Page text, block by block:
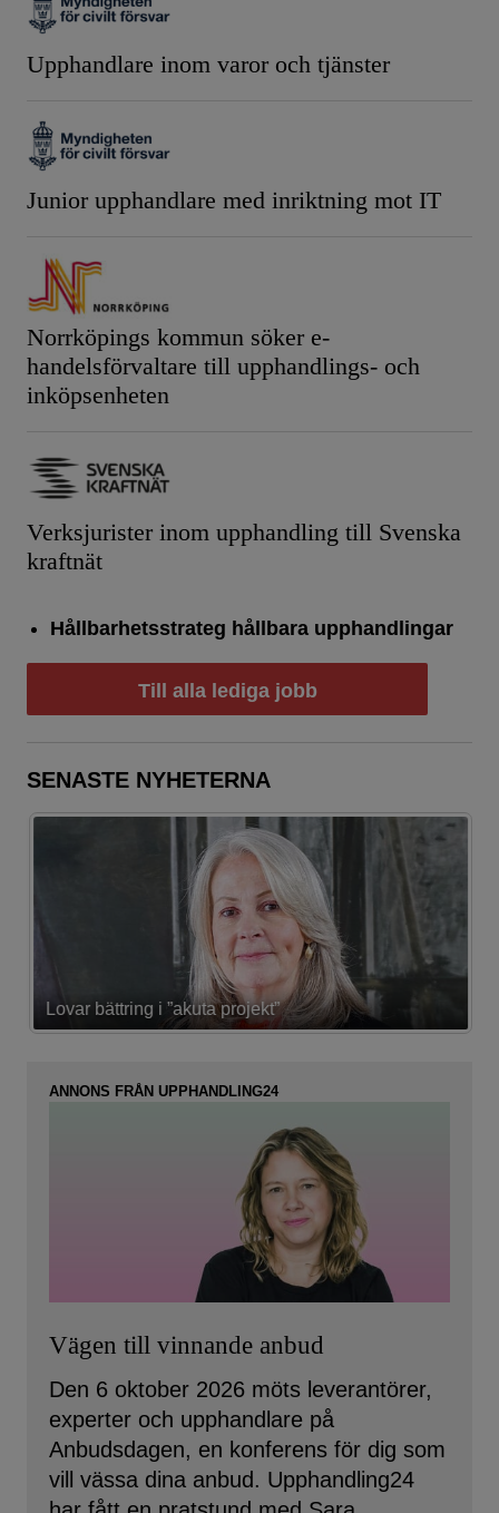
Upphandlare inom varor och tjänster
Junior upphandlare med inriktning mot IT
Norrköpings kommun söker e-
handelsförvaltare till upphandlings- och
inköpsenheten
Verksjurister inom upphandling till Svenska
kraftnät
Hållbarhetsstrateg hållbara upphandlingar
Till alla lediga jobb
SENASTE NYHETERNA
Lovar bättring i ”akuta projekt”
ANNONS FRÅN UPPHANDLING24
Vägen till vinnande anbud
Den 6 oktober 2026 möts leverantörer,
experter och upphandlare på
Anbudsdagen, en konferens för dig som
vill vässa dina anbud. Upphandling24